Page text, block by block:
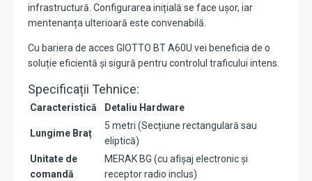
infrastructură. Configurarea inițială se face ușor, iar
mentenanța ulterioară este convenabilă.
Cu bariera de acces GIOTTO BT A60U vei beneficia de o
soluție eficientă și sigură pentru controlul traficului intens.
Specificații Tehnice:
Caracteristică Detaliu Hardware
Lungime Braț
5 metri (Secțiune rectangulară sau
eliptică)
Unitate de
comandă
MERAK BG (cu afișaj electronic și
receptor radio inclus)